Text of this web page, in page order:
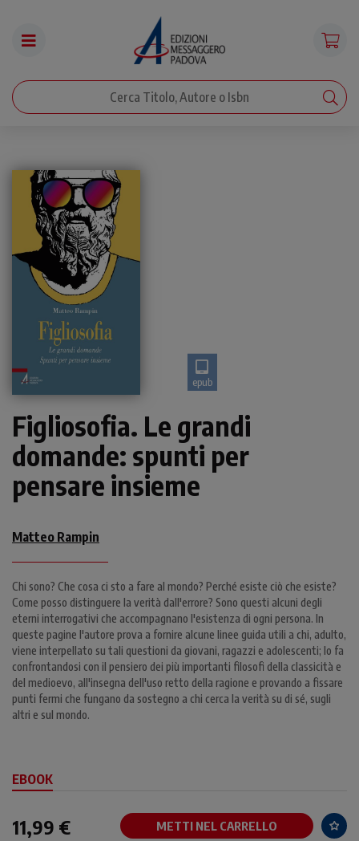
epub
Figliosofia. Le grandi
domande: spunti per
pensare insieme
Matteo Rampin
Chi sono? Che cosa ci sto a fare al mondo? Perché esiste ciò che esiste?
Come posso distinguere la verità dall'errore? Sono questi alcuni degli
eterni interrogativi che accompagnano l'esistenza di ogni persona. In
queste pagine l'autore prova a fornire alcune linee guida utili a chi, adulto,
viene interpellato su tali questioni da giovani, ragazzi e adolescenti; lo fa
confrontandosi con il pensiero dei più importanti filosofi della classicità e
del medioevo, all'insegna dell'uso retto della ragione e provando a fissare
punti fermi che fungano da sostegno a chi cerca la verità su di sé, sugli
altri e sul mondo.
EBOOK
11,99 € METTI NEL CARRELLO